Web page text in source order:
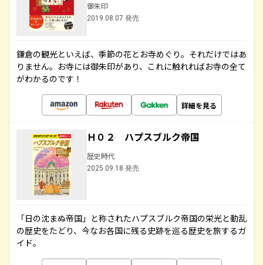
御朱印
2019.08.07 発売
鎌倉の観光といえば、季節の花とお寺めぐり。それだけではあ
りません。お寺には御朱印があり、これに触れればお寺の全て
がわかるのです！
詳細を見る
Ｈ０２ ハプスブルク帝国
歴史時代
2025.09.18 発売
「日の沈まぬ帝国」と称されたハプスブルク帝国の栄光と動乱
の歴史をたどり、今なお各国に残る史跡を巡る歴史を旅するガ
イド。